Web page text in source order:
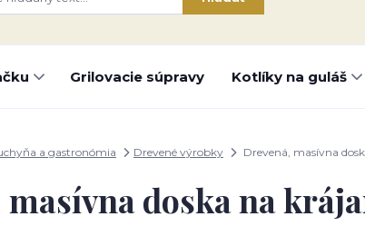
Grilovacie súpravy Kotlíky na guláš
a gastronómia Drevené výrobky Drevená, masívna
doska na